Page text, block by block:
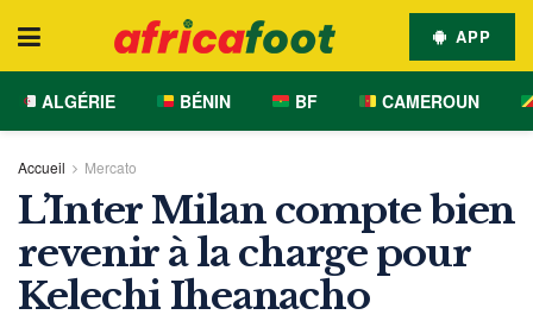
APP
ALGÉRIE BÉNIN BF CAMEROUN
Accueil Mercato
L’Inter Milan compte bien
revenir à la charge pour
Kelechi Iheanacho